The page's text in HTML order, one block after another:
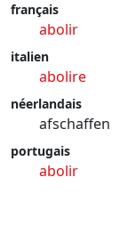
français
abolir
italien
abolire
néerlandais
afschaffen
portugais
abolir